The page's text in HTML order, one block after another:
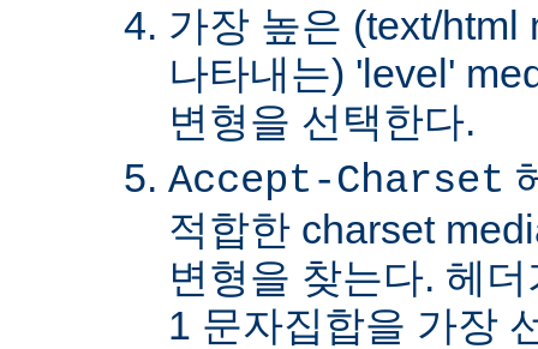
가장 높은 (text/html
나타내는) 'level'
변형을 선택한다.
Accept-Charset
적합한 charset
변형을 찾는다. 헤
1 문자집합을 가장